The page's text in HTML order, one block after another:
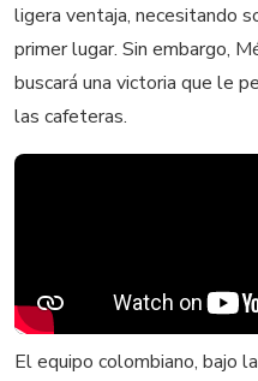
ligera ventaja, necesitando
primer lugar. Sin embargo,
buscará una victoria que le
las cafeteras.
El equipo colombiano, bajo